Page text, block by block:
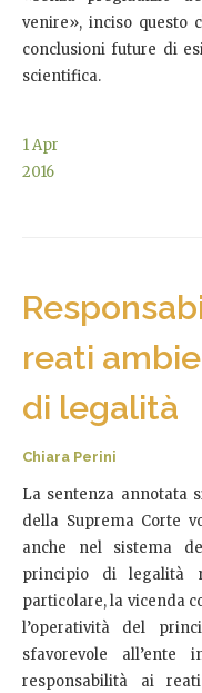
venire», inciso questo
conclusioni future di
scientifica.
1Apr
2016
reati
di legalità
Chiara Perini
La sentenza annotata
della Suprema Corte
anche nel sistema
principio di legalità
particolare, la vicenda
l’operatività del
sfavorevole all’ente
responsabilità ai